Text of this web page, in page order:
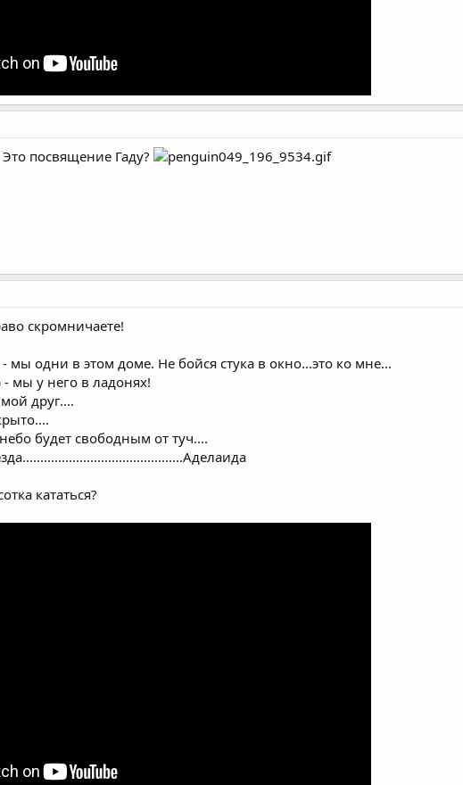
посвящение Гаду?
скромничаете!
- мы одни в этом доме. Не бойся стука в окно...это ко мне...
- мы у него в ладонях!
друг....
будет свободным от туч....
кататься?